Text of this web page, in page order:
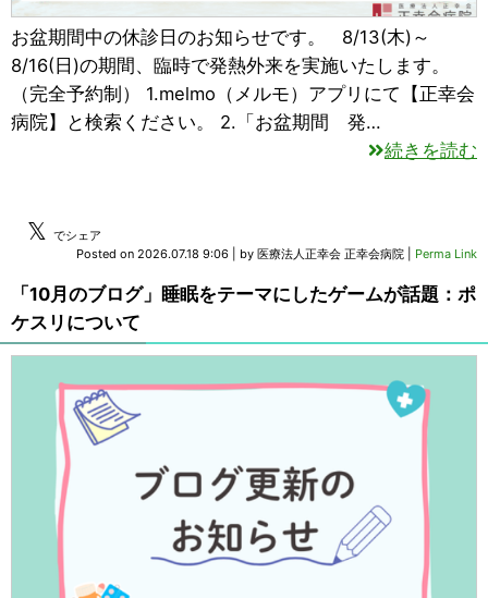
お盆期間中の休診日のお知らせです。 8/13(木)～
8/16(日)の期間、臨時で発熱外来を実施いたします。
（完全予約制） 1.melmo（メルモ）アプリにて【正幸会
病院】と検索ください。 2.「お盆期間 発…
続きを読む
𝕏 でシェア
Posted on 2026.07.18 9:06 by 医療法人正幸会 正幸会病院 Perma Link
「10月のブログ」睡眠をテーマにしたゲームが話題：ポ
ケスリについて